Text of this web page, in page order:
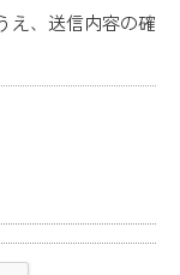
え、送信内容の確